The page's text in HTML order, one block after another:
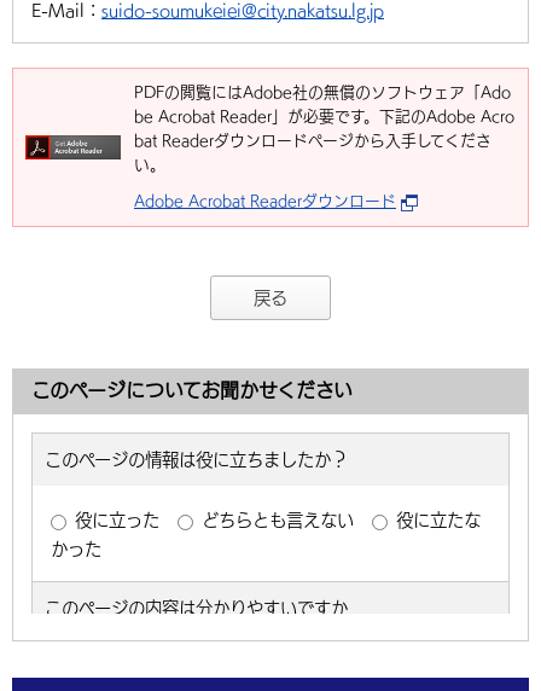
E-Mail： suido-soumukeiei@city.nakatsu.lg.jp
PDFの閲覧にはAdobe社の無償のソフトウェア「Ado
be Acrobat Reader」が必要です。下記のAdobe Acro
bat Readerダウンロードページから入手してくださ
い。
Adobe Acrobat Readerダウンロード
戻る
このページについてお聞かせください